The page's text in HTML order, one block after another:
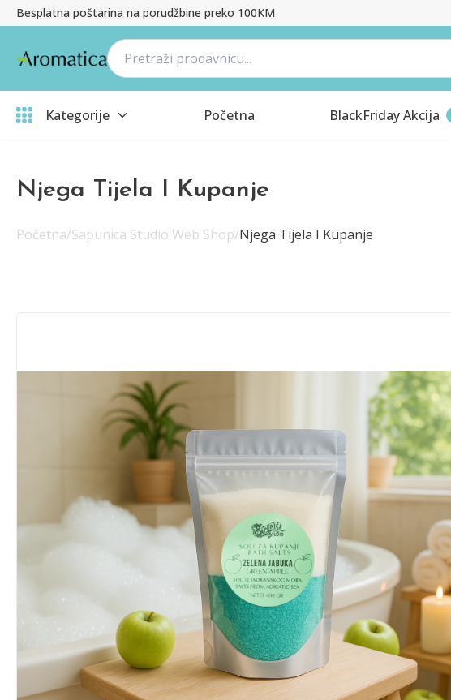
Besplatna poštarina na porudžbine preko 100KM
Kategorije Početna BlackFriday Akcija
Njega Tijela I Kupanje
Početna/Sapunica Studio Web Shop/Njega Tijela I Kupanje